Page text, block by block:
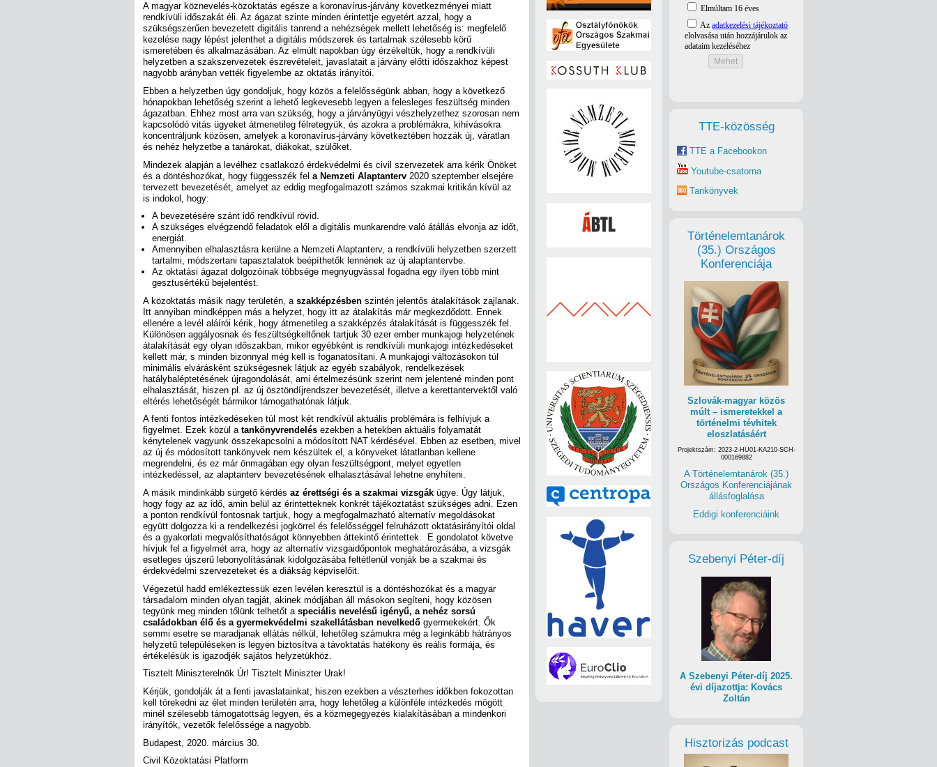
A magyar köznevelés-közoktatás egésze a koronavírus-járvány következményei miatt
rendkívüli időszakát éli. Az ágazat szinte minden érintettje egyetért azzal, hogy a
szükségszerűen bevezetett digitális tanrend a nehézségek mellett lehetőség is: megfelelő
kezelése nagy lépést jelenthet a digitális módszerek és tartalmak szélesebb körű
ismeretében és alkalmazásában. Az elmúlt napokban úgy érzékeltük, hogy a rendkívüli
helyzetben a szakszervezetek észrevételeit, javaslatait a járvány előtti időszakhoz képest
nagyobb arányban vették figyelembe az oktatás irányítói.
Ebben a helyzetben úgy gondoljuk, hogy közös a felelősségünk abban, hogy a következő
hónapokban lehetőség szerint a lehető legkevesebb legyen a felesleges feszültség minden
ágazatban. Ehhez most arra van szükség, hogy a járványügyi vészhelyzethez szorosan nem
kapcsolódó vitás ügyeket átmenetileg félretegyük, és azokra a problémákra, kihívásokra
koncentráljunk közösen, amelyek a koronavírus-járvány következtében hozzák új, váratlan
és nehéz helyzetbe a tanárokat, diákokat, szülőket.
Mindezek alapján a levélhez csatlakozó érdekvédelmi és civil szervezetek arra kérik Önöket
és a döntéshozókat, hogy függesszék fel a Nemzeti Alaptanterv 2020 szeptember elsejére
tervezett bevezetését, amelyet az eddig megfogalmazott számos szakmai kritikán kívül az
is indokol, hogy:
A bevezetésére szánt idő rendkívül rövid.
A szükséges elvégzendő feladatok elől a digitális munkarendre való átállás elvonja az időt,
energiát.
Amennyiben elhalasztásra kerülne a Nemzeti Alaptanterv, a rendkívüli helyzetben szerzett
tartalmi, módszertani tapasztalatok beépíthetők lennének az új alaptantervbe.
Az oktatási ágazat dolgozóinak többsége megnyugvással fogadna egy ilyen több mint
gesztusértékű bejelentést.
A közoktatás másik nagy területén, a szakképzésben szintén jelentős átalakítások zajlanak.
Itt annyiban mindképpen más a helyzet, hogy itt az átalakítás már megkezdődött. Ennek
ellenére a levél aláírói kérik, hogy átmenetileg a szakképzés átalakítását is függesszék fel.
Különösen aggályosnak és feszültségkeltőnek tartjuk 30 ezer ember munkajogi helyzetének
átalakítását egy olyan időszakban, mikor egyébként is rendkívüli munkajogi intézkedéseket
kellett már, s minden bizonnyal még kell is foganatosítani. A munkajogi változásokon túl
minimális elvárásként szükségesnek látjuk az egyéb szabályok, rendelkezések
hatálybaléptetésének újragondolását, ami értelmezésünk szerint nem jelentené minden pont
elhalasztását, hiszen pl. az új ösztöndíjrendszer bevezetését, illetve a kerettantervektől való
eltérés lehetőségét bármikor támogathatónak látjuk.
A fenti fontos intézkedéseken túl most két rendkívül aktuális problémára is felhívjuk a
figyelmet. Ezek közül a tankönyvrendelés ezekben a hetekben aktuális folyamatát
kénytelenek vagyunk összekapcsolni a módosított NAT kérdésével. Ebben az esetben, mivel
az új és módosított tankönyvek nem készültek el, a könyveket látatlanban kellene
megrendelni, és ez már önmagában egy olyan feszültségpont, melyet egyetlen
intézkedéssel, az alaptanterv bevezetésének elhalasztásával lehetne enyhíteni.
A másik mindinkább sürgető kérdés az érettségi és a szakmai vizsgák ügye. Úgy látjuk,
hogy fogy az az idő, amin belül az érintetteknek konkrét tájékoztatást szükséges adni. Ezen
a ponton rendkívül fontosnak tartjuk, hogy a megfogalmazható alternatív megoldásokat
együtt dolgozza ki a rendelkezési jogkörrel és felelősséggel felruházott oktatásirányítói oldal
és a gyakorlati megvalósíthatóságot könnyebben áttekintő érintettek. E gondolatot követve
hívjuk fel a figyelmét arra, hogy az alternatív vizsgaidőpontok meghatározásába, a vizsgák
esetleges újszerű lebonyolításának kidolgozásába feltétlenül vonják be a szakmai és
érdekvédelmi szervezeteket és a diákság képviselőit.
Végezetül hadd emlékeztessük ezen levélen keresztül is a döntéshozókat és a magyar
társadalom minden olyan tagját, akinek módjában áll másokon segíteni, hogy közösen
tegyünk meg minden tőlünk telhetőt a speciális nevelésű igényű, a nehéz sorsú
családokban élő és a gyermekvédelmi szakellátásban nevelkedő gyermekekért. Ők
semmi esetre se maradjanak ellátás nélkül, lehetőleg számukra még a leginkább hátrányos
helyzetű településeken is legyen biztosítva a távoktatás hatékony és reális formája, és
értékelésük is igazodjék sajátos helyzetükhöz.
Tisztelt Miniszterelnök Úr! Tisztelt Miniszter Urak!
Kérjük, gondolják át a fenti javaslatainkat, hiszen ezekben a vészterhes időkben fokozottan
kell törekedni az élet minden területén arra, hogy lehetőleg a különféle intézkedés mögött
minél szélesebb támogatottság legyen, és a közmegegyezés kialakításában a mindenkori
irányítók, vezetők felelőssége a nagyobb.
Budapest, 2020. március 30.
Civil Közoktatási Platform
TTE-közösség
TTE a Facebookon
Youtube-csatorna
Tankönyvek
Történelemtanárok
(35.) Országos
Konferenciája
Szlovák-magyar közös
múlt – ismeretekkel a
történelmi tévhitek
eloszlatásáért
Projektszám: 2023-2-HU01-KA210-SCH-
000169882
A Történelemtanárok (35.)
Országos Konferenciájának
állásfoglalása
Eddigi konferenciáink
Szebenyi Péter-díj
A Szebenyi Péter-díj 2025.
évi díjazottja: Kovács
Zoltán
Hisztorizás podcast